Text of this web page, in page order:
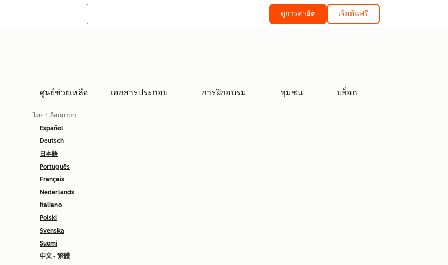
ดูการสาธิต เริ่มต้นฟรี
ศูนย์ช่วยเหลือ เอกสารประกอบ การฝึกอบรม ชุมชน บล็อก
ไทย : เลือกภาษา
Español
Deutsch
日本語
Português
Français
Nederlands
Italiano
Polski
Svenska
Suomi
中文 - 繁體